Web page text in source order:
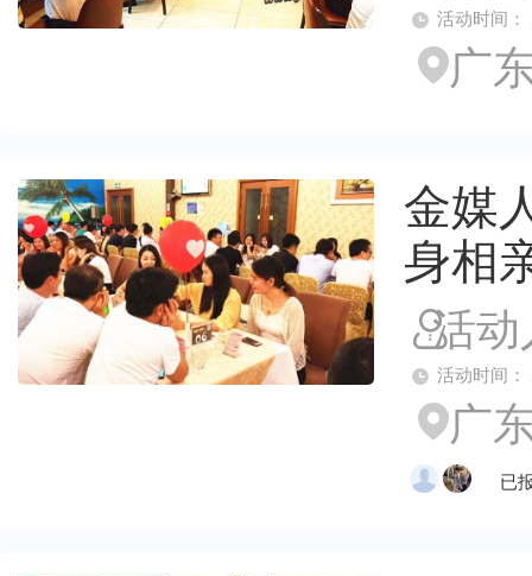
活动时间：
广
金媒
身相
活
活动时间：
广
已